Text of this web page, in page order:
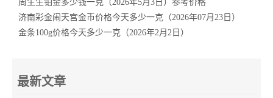
周生生铂金多少钱一克（2026年5月3日）参考价格
济南彩金闹天宫金币价格今天多少一克（2026年07月23日）
金条100g价格今天多少一克（2026年2月2日）
最新文章